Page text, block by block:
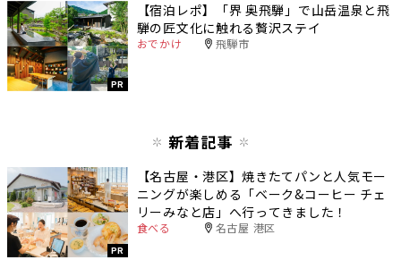
PR
【宿泊レポ】「界 奥飛騨」で山岳温泉と飛
騨の匠文化に触れる贅沢ステイ
おでかけ 飛騨市
新着記事
PR
【名古屋・港区】焼きたてパンと人気モー
ニングが楽しめる「ベーク&コーヒー チェ
リーみなと店」へ行ってきました！
食べる 名古屋 港区